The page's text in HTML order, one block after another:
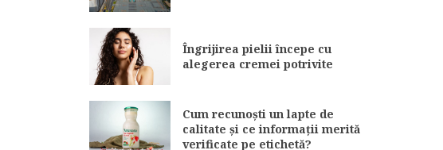
Îngrijirea pielii începe cu
alegerea cremei potrivite
Cum recunoști un lapte de
calitate și ce informații merită
verificate pe etichetă?